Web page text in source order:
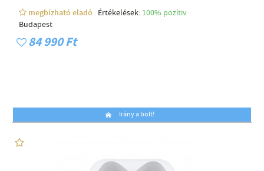
megbízható eladó
Értékelések: 100% pozítiv
Budapest
84 990 Ft
Irány a bolt!